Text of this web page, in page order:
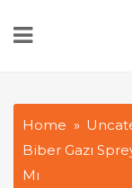
Home
Biber Gazı
Mı